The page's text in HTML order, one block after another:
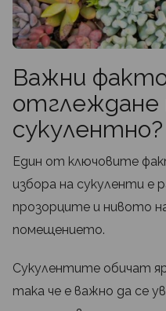
Важни
отглеждане
сукулентно?
Един от ключовите
избора на сукуленти е
прозорците и нивото
помещението.
Сукулентите обичат
така че е важно да се